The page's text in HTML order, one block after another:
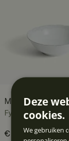
Moments kom
Fyrklövern
Prijs :€ 21,90
€ 21,90
Deze
cookies.
We gebruiken